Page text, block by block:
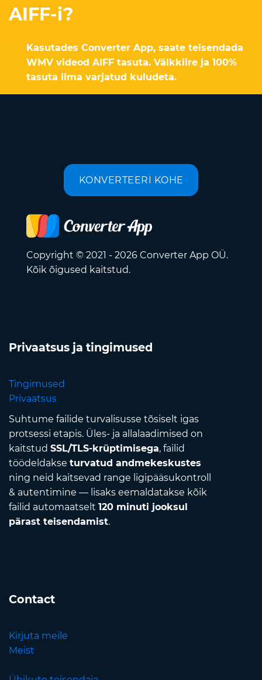
AIFF-i?
Kasutades Converter App, saate teisendada
WMV videod AIFF tasuta. Välkkiire ja 100%
tasuta ilma varjatud kuludeta.
KONVERTEERI KOHE
Copyright © 2021 - 2026 Converter App OÜ.
Kõik õigused kaitstud.
Privaatsus ja tingimused
Tingimused
Privaatsus
Suhtume failide turvalisusse tõsiselt igas
protsessi etapis. Üles- ja allalaadimised on
kaitstud SSL/TLS-krüptimisega, failid
töödeldakse turvatud andmekeskustes
ning neid kaitsevad range ligipääsukontroll
& autentimine — lisaks eemaldatakse kõik
failid automaatselt 120 minuti jooksul
pärast teisendamist.
Contact
Kirjuta meile
Meist